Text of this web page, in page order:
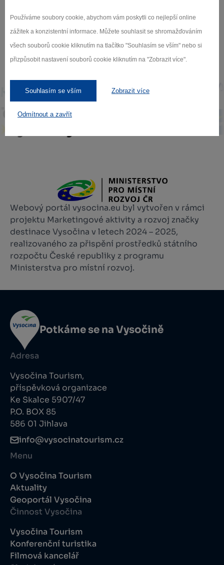
Používáme soubory cookie, abychom vám poskytli co nejlepší online
zážitek a konzistentní informace. Můžete souhlasit se shromažďováním
všech souborů cookie kliknutím na tlačítko "Souhlasím se vším" nebo si
přizpůsobit nastavení souborů cookie kliknutím na "Zobrazit více".
Souhlasím se vším Zobrazit více
Odmítnout a zavřít
Naši partneři
Webový portál vysocina.eu byl vytvořen v rámci
projektu Marketingové aktivity a rozvoj značky
destinace Vysočina v letech 2024 – 2025,
realizovaného za přispění prostředků státního
rozpočtu České republiky z programu
Ministerstva pro místní rozvoj.
Potkáme se na Vysočině
Adresa
Vysočina Tourism,
příspěvková organizace
Ke Skalce 5907/47
P.O. BOX 85
586 01 Jihlava
info@vysocinatourism.cz
Menu
O Vysočina Tourism
Aktuality
Geoportál Vysočina
Činnost Vysočina
Vysočina Tourism
Konferenční turistika
Filmová kancelář